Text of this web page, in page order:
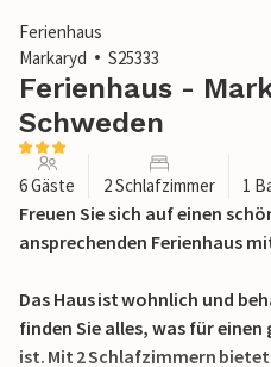
Ferienhaus
Markaryd
S25333
Ferienhaus -
Schweden
6 Gäste 2 Schlafzimmer 1
Freuen Sie sich auf einen
ansprechenden Ferienhaus
Das Haus ist wohnlich und
finden Sie alles, was für
ist. Mit 2 Schlafzimmern